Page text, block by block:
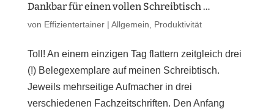
Dankbar für einen vollen Schreibtisch …
von Effizientertainer| Allgemein Produktivität
Toll! An einem einzigen Tag flattern zeitgleich drei
(!) Belegexemplare auf meinen Schreibtisch.
Jeweils mehrseitige Aufmacher in drei
verschiedenen Fachzeitschriften. Den Anfang